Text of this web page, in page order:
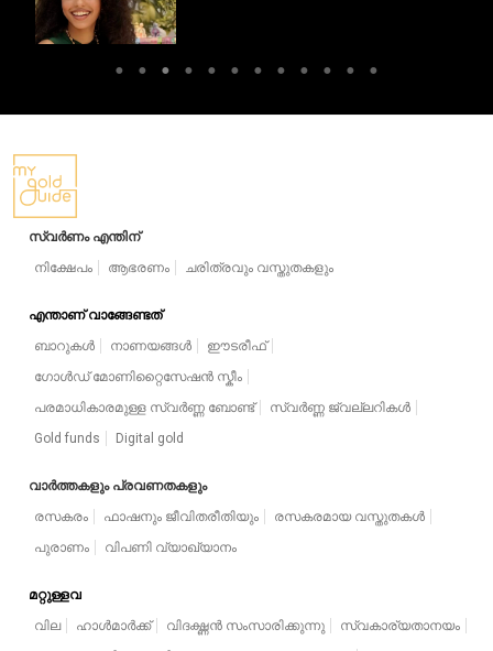
സ്വർണം എന്തിന്
നിക്ഷേപം
ആഭരണം ചരിത്രവും വസ്തുതകളും
എന്താണ് വാങ്ങേണ്ടത്
ബാറുകൾ
നാണയങ്ങൾ
ഈടരീഫ്
ഗോൾഡ് മോണിറ്റൈസേഷൻ സ്കീം
പരമാധികാരമുള്ള സ്വർണ്ണ ബോണ്ട്
സ്വർണ്ണ ജ്വല്ലറികൾ
Gold funds
Digital gold
വാർത്തകളും പ്രവണതകളും
രസകരം
ഫാഷനും ജീവിതരീതിയും
രസകരമായ വസ്തുതകൾ
പുരാണം
വിപണി വ്യാഖ്യാനം
മറ്റുള്ളവ
വില
ഹാൾമാർക്ക് വിദഗ്ദ്ധൻ സംസാരിക്കുന്നു
സ്വകാര്യതാനയം